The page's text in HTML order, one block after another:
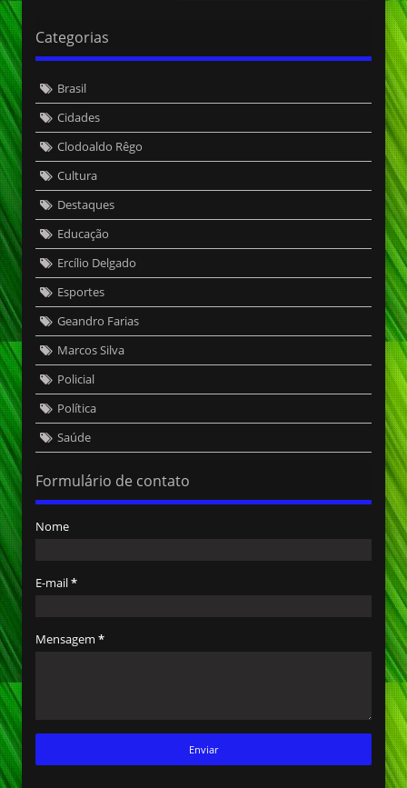
Categorias
Brasil
Cidades
Clodoaldo Rêgo
Cultura
Destaques
Educação
Ercílio Delgado
Esportes
Geandro Farias
Marcos Silva
Policial
Política
Saúde
Formulário de contato
Nome
E-mail*
Mensagem *